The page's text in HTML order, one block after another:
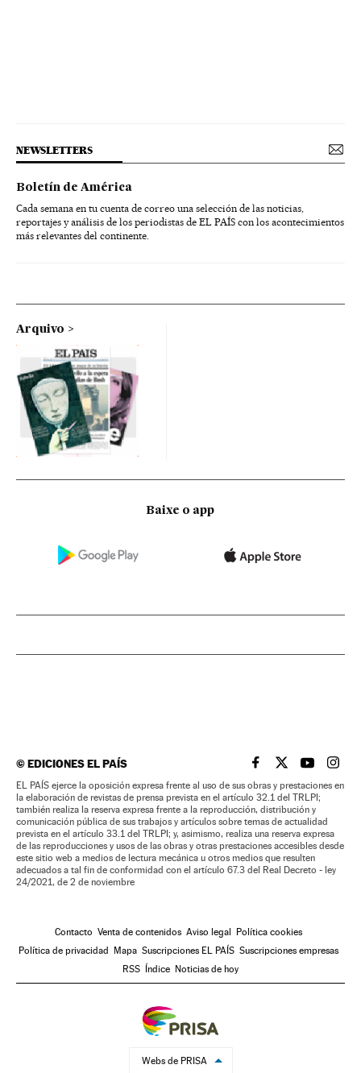
NEWSLETTERS
Boletín de América
Cada semana en tu cuenta de correo una selección de las noticias,
reportajes y análisis de los periodistas de EL PAÍS con los acontecimientos
más relevantes del continente.
Arquivo
Baixe o app
©EDICIONES EL PAÍS EL PAÍS BRASIL EN
EL PAÍSEL PAÍS
EL
EL PAÍS ejerce la oposición expresa frente al uso de sus obras y prestaciones en
la elaboración de revistas de prensa prevista en el artículo 32.1 del TRLPI;
también realiza la reserva expresa frente a la reproducción, distribución y
comunicación pública de sus trabajos y artículos sobre temas de actualidad
prevista en el artículo 33.1 del TRLPI; y, asimismo, realiza una reserva expresa
de las reproducciones y usos de las obras y otras prestaciones accesibles desde
este sitio web a medios de lectura mecánica u otros medios que resulten
adecuados a tal fin de conformidad con el artículo 67.3 del Real Decreto - ley
24/2021, de 2 de noviembre
Contacto Venta de contenidos Aviso legal Política cookies
Política de privacidad Mapa Suscripciones EL PAÍS Suscripciones empresas
RSS Índice Noticias de hoy
Webs de PRISA